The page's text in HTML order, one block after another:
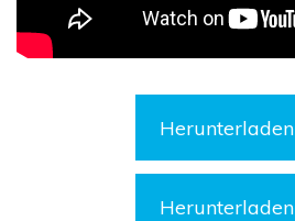
Herunterladen
Herunterladen